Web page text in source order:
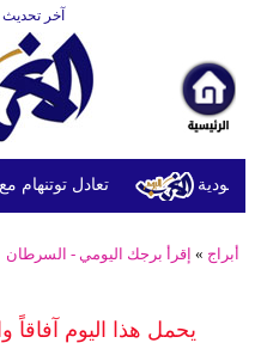
آخر تحديث GMT 08:40:14
تعادل توتنهام مع
أبراج » إقرأ برجك اليومي - السرطان
يحمل هذا اليوم آفاقاً